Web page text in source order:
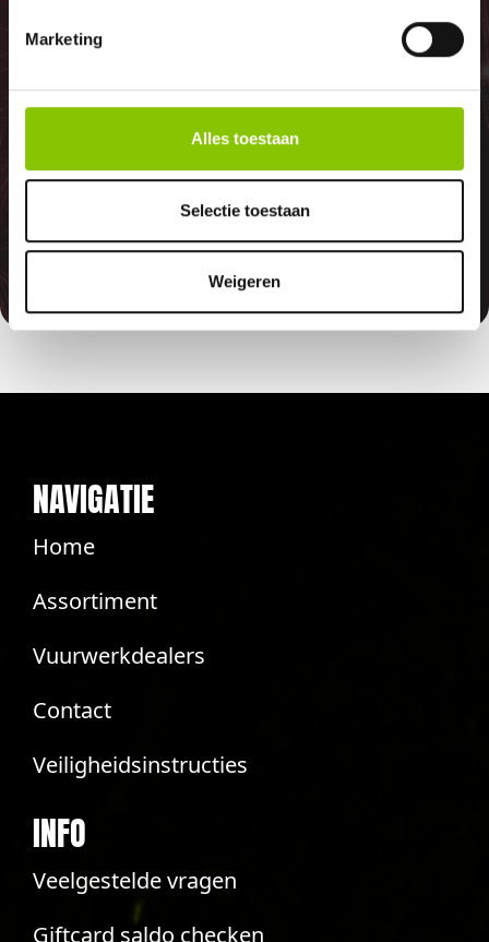
Marketing
Alles toestaan
Selectie toestaan
Weigeren
GARANTIE
Indien er in 2026 weer een landelijk
terug
NAVIGATIE
Home
Assortiment
Vuurwerkdealers
Contact
Veiligheidsinstructies
INFO
Veelgestelde vragen
Giftcard saldo checken